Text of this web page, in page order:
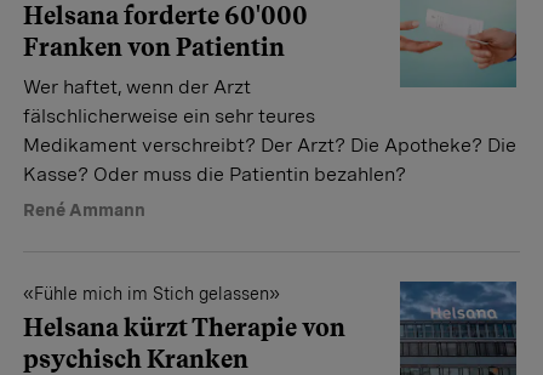
Helsana forderte 60'000
Franken von Patientin
Wer haftet, wenn der Arzt
fälschlicherweise ein sehr teures
Medikament verschreibt? Der Arzt? Die Apotheke? Die
Kasse? Oder muss die Patientin bezahlen?
René Ammann
«Fühle mich im Stich gelassen»
Helsana kürzt Therapie von
psychisch Kranken